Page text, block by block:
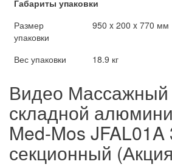
Габариты упаковки
Размер
упаковки
950 x 200 x 770 мм
Вес упаковки 18.9 кг
Видео Массажный
складной
Med-Mos JFAL01A
секционный